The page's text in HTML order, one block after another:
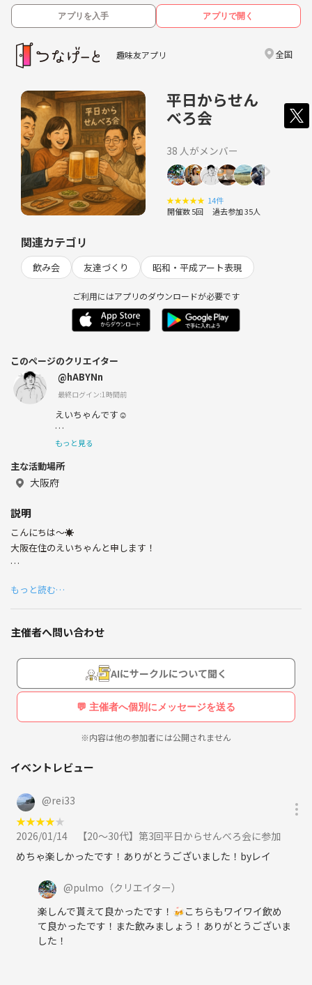
アプリを入手 アプリで開く
趣味友アプリ 全国
平日からせん
べろ会
38 人がメンバー
★★★★★ 14件
開催数 5回 過去参加 35人
関連カテゴリ
飲み会 友達づくり 昭和・平成アート表現
ご利用にはアプリのダウンロードが必要です
このページのクリエイター
@hABYNn
最終ログイン:1時間前
えいちゃんです☺︎
趣味:エレキギター、ロックミュージック全般、ボードゲ
ーム、人狼、お酒、野球観戦(MLB)、映画ドラマYouTube
もっと見る
主な活動場所
大阪府
説明
こんにちは〜☀️
大阪在住のえいちゃんと申します！
したが、なかったので今回作ります！
⚪︎目的
たくさんの人を集めるグループではなく、20～30代で少数精鋭で、長く
付き合える友達を探すために作りました。
⚪︎活動内容
大阪市内の安くて美味い居酒屋を開拓🏮
(主に梅田、天満、福島、本町、肥後橋あたり)
⚪︎活動日時
月〜木の夜
活動頻度は月に1,2回
⚪︎費用
⚪︎求める人物像
・20～30代
・お酒が好きな人
・飲み会が好きな人
もっと読む…
主催者へ問い合わせ
AIにサークルについて聞く
💬 主催者へ個別にメッセージを送る
※内容は他の参加者には公開されません
イベントレビュー
@rei33
★★★★★
2026/01/14
【20〜30代】第3回平日からせんべろ会に参加
めちゃ楽しかったです！ありがとうございました！byレイ
@pulmo （クリエイター）
楽しんで貰えて良かったです！🍻こちらもワイワイ飲め
て良かったです！また飲みましょう！ありがとうございま
した！